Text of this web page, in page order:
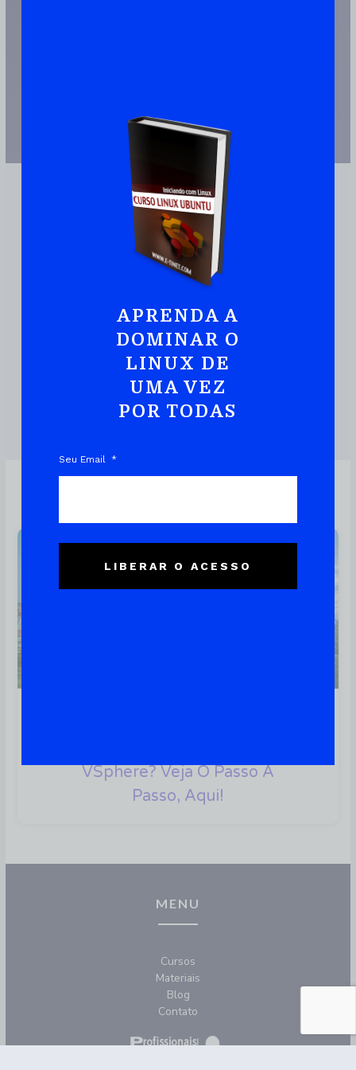
JUNTE-SE A MAIS DE 110.000 PESSOAS QUE JÁ TEM UMA CÓPIA
IniciandoCom Linux De Maneira
Prática E Rápida
DOWNLOAD DO EBOOK
VSphere? Veja O Passo A
Passo, Aqui!
MENU
Cursos
Materiais
Blog
Contato
APRENDA A
DOMINAR O
LINUX DE
UMA VEZ
POR TODAS
Seu Email
LIBERAR O ACESSO